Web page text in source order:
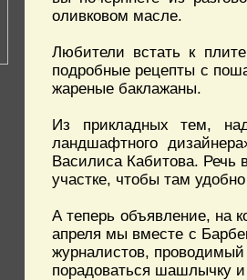
оливковом масле.
Любители встать к
подробные рецепты с
жареные баклажаны.
Из прикладных тем,
ландшафтного
Василиса Кабитова. Речь
участке, чтобы там
А теперь объявление, на
апреля мы вместе с
журналистов, проводимый
порадоваться шашлычку